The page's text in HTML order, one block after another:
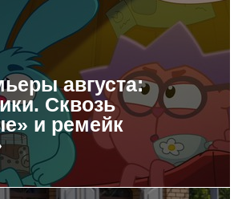
августа:
Сквозь
и ремейк